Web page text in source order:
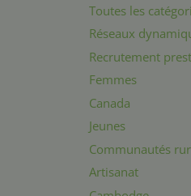
Toutes les
Réseaux
Recrutement
Femmes
Canada
Jeunes
Communautés
Artisanat